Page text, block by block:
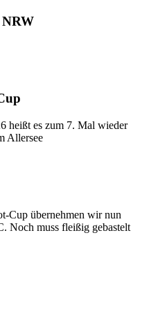
heißt es zum 7. Mal wieder
Allersee
Cup übernehmen wir nun
Noch muss fleißig gebastelt